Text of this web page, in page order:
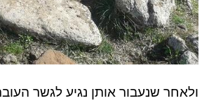
ולאחר שנעבור אותן נגיע לגשר